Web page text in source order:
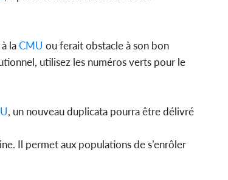
laCMU ou ferait obstacle à son bon
utilisez les numéros verts pour le
, un nouveau duplicata pourra être délivré
Il permet aux populations de s’enrôler